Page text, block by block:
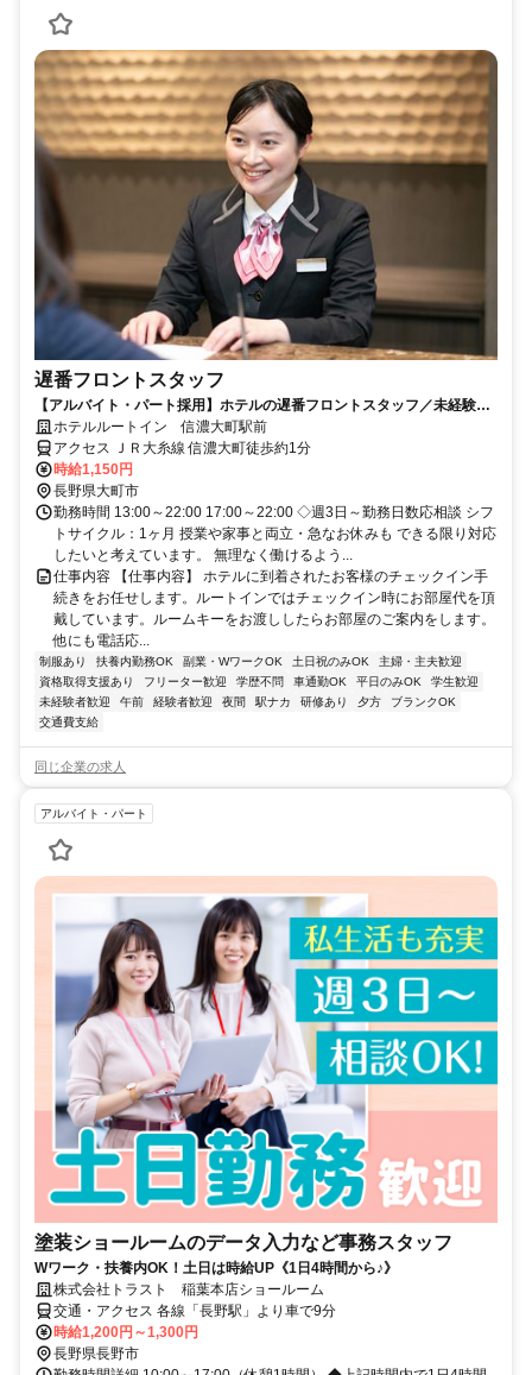
遅番フロントスタッフ
【アルバイト・パート採用】ホテルの遅番フロントスタッフ／未経験歓
迎！働きながら接客スキルも身につく
ホテルルートイン 信濃大町駅前
アクセス ＪＲ大糸線 信濃大町徒歩約1分
時給1,150円
長野県大町市
勤務時間 13:00～22:00 17:00～22:00 ◇週3日～勤務日数応相談 シフ
トサイクル：1ヶ月 授業や家事と両立・急なお休みも できる限り対応
したいと考えています。 無理なく働けるよう...
仕事内容 【仕事内容】 ホテルに到着されたお客様のチェックイン手
続きをお任せします。ルートインではチェックイン時にお部屋代を頂
戴しています。ルームキーをお渡ししたらお部屋のご案内をします。
他にも電話応...
制服あり 扶養内勤務OK 副業・WワークOK 土日祝のみOK
主婦・主夫歓迎
資格取得支援あり
フリーター歓迎 学歴不問 車通勤OK 平日のみOK
学生歓迎
未経験者歓迎
午前 経験者歓迎 夜間 駅ナカ 研修あり 夕方
ブランクOK
交通費支給
同じ企業の求人
アルバイト・パート
塗装ショールームのデータ入力など事務スタッフ
Wワーク・扶養内OK！土日は時給UP《1日4時間から♪》
株式会社トラスト 稲葉本店ショールーム
交通・アクセス 各線「長野駅」より車で9分
時給1,200円～1,300円
長野県長野市